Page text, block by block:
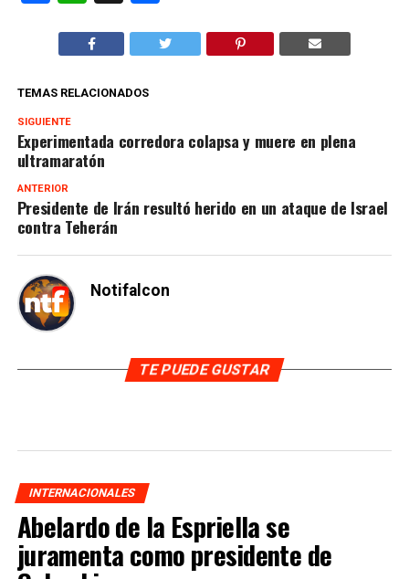
TEMAS RELACIONADOS
SIGUIENTE
Experimentada corredora colapsa y muere en plena
ultramaratón
ANTERIOR
Presidente de Irán resultó herido en un ataque de Israel
contra Teherán
Notifalcon
TE PUEDE GUSTAR
INTERNACIONALES
Abelardo de la Espriella se
juramenta como presidente de